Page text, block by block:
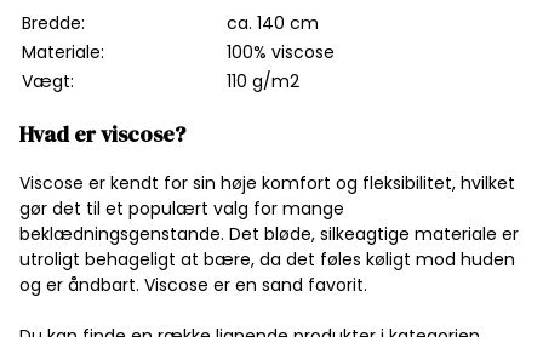
Bredde:
ca. 140 cm
Materiale:
100% viscose
Vægt:
110 g/m2
Hvad er viscose?
Viscose er kendt for sin høje komfort og fleksibilitet, hvilket
gør det til et populært valg for mange
beklædningsgenstande. Det bløde, silkeagtige materiale er
utroligt behageligt at bære, da det føles køligt mod huden
og er åndbart. Viscose er en sand favorit.